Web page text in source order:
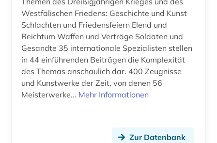
archivbestand (2)
archive (1)
archivmaterial (1)
archivmaterialien (1)
archivprojekte (1)
Westfälischen Friedens: Geschichte und Kunst
Schlachten und Friedensfeiern Elend und
Reichtum Waffen und Verträge Soldaten und
Gesandte 35 internationale Spezialisten stellen
in 44 einführenden Beiträgen die Komplexität
des Themas anschaulich dar. 400 Zeugnisse
und Kunstwerke der Zeit, von denen 56
Meisterwerke... Mehr Informationen
Zur Datenbank